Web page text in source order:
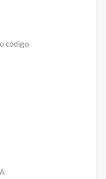
código